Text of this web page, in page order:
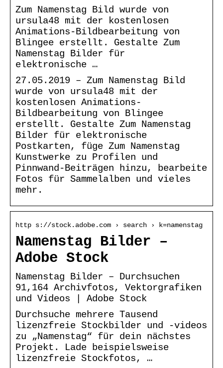
Zum Namenstag Bild wurde von
ursula48 mit der kostenlosen
Animations-Bildbearbeitung von
Blingee erstellt. Gestalte Zum
Namenstag Bilder für
elektronische …
27.05.2019 – Zum Namenstag Bild
wurde von ursula48 mit der
kostenlosen Animations-
Bildbearbeitung von Blingee
erstellt. Gestalte Zum Namenstag
Bilder für elektronische
Postkarten, füge Zum Namenstag
Kunstwerke zu Profilen und
Pinnwand-Beiträgen hinzu, bearbeite
Fotos für Sammelalben und vieles
mehr.
http s://stock.adobe.com › search › k=namenstag
Namenstag Bilder –
Adobe Stock
Namenstag Bilder – Durchsuchen
91,164 Archivfotos, Vektorgrafiken
und Videos | Adobe Stock
Durchsuche mehrere Tausend
lizenzfreie Stockbilder und -videos
zu „Namenstag“ für dein nächstes
Projekt. Lade beispielsweise
lizenzfreie Stockfotos, …